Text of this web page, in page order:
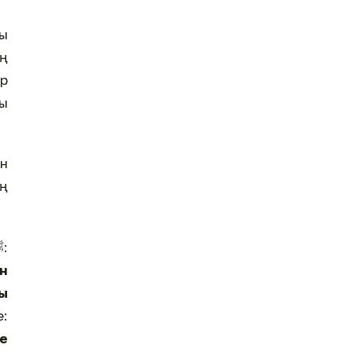
Сағд ибн Химардың жеткізген бір риуаятында Алла Тағала Пайғамбарымызға ﷺ: